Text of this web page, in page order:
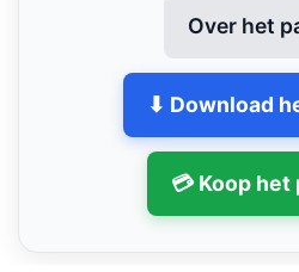
Over het
⬇ Download
💳 Koop het